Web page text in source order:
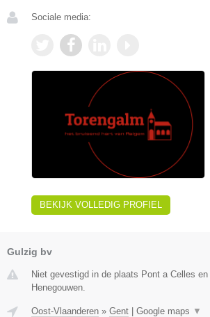
Sociale media:
BEKIJK VOLLEDIG PROFIEL
Gulzig bv
Niet gevestigd in de plaats Pont a Celles
Henegouwen.
Oost-Vlaanderen » Gent Google maps ▼